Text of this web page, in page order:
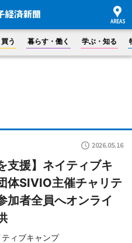
買う 暮らす・働く 学ぶ・知る
2026.05.16
支援】ネイティブキ
体SIVIO主催チャリテ
者全員へオンライ
ィブキャンプ